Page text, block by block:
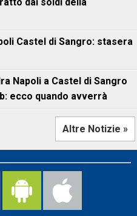
Castel di Sangro: stasera
Napoli a Castel di Sangro
ecco quando avverrà
Altre Notizie »